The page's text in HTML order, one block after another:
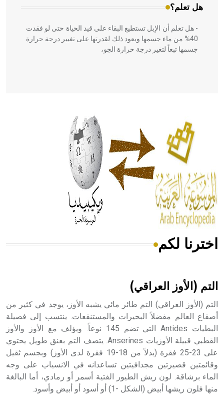
هل تعلم؟
- هل تعلم أن الإبل تستطيع البقاء على قيد الحياة حتى لو فقدت
40% من ماء جسمها ويعود ذلك لقدرتها على تغيير درجة حرارة
جسمها تبعاً لتغير درجة حرارة الجو،
الحكم، الأدلة، تنظيم التغذية، ورسالته في جروح الرأس. ويعود
له الفضل بأنه حرر الطب من الدين والفلسفة.
- هل تعلم أن المرجان إفراز حيواني يتكون في البحر ويتركب
من مادة كربونات الكلسيوم، وهو أحمر أو شديد الحمرة وهو
أجود أنواعه، ويمتاز بكبر الحجم ويسمى الش
هل تعلم أن الأبسيد كلمة فرنسية اللفظ تم اعتمادها مصطلحاً
- هل تعلم أن أبجر Abgar اسم معروف جيداً يعود إلى عدد من
الملوك الذين حكموا مدينة إديسا (الرها) من أبجر الأول وحتى
التاسع، وهم ينتسبون إلى أسرة أوسروين
اخترنا لكم
التم (الأوز العراقي)
التم (الأوز العراقي) التم طائر مائي يشبه الأوز، يوجد في كثير من
أصقاع العالم مفضلاً البحيرات والمستنقعات. ينتسب إلى فصيلة
البطيات Antides التي تضم 145 نوعاً. ويؤلف مع الأوز والأوز
القطبي قبيلة الأوزيات Anserines. يتصف التم بعنق طويل يحتوي
على 23-25 فقرة (بدلاً من 18-19 فقرة لدى الأوز) وبجسم ثقيل
وقائمتين قصيرتين مجدافيتين تساعدانه في الانسياب على وجه
الماء برشاقة. لون ريش الطيور الفتية أسمر أو رمادي، أما البالغة
منها فلون ريشها أبيض (الشكل -1) أو أسود أو أبيض وأسود.